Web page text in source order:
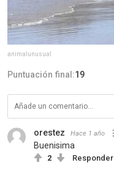
animalunusual
Puntuación final:19
orestez Hace 1 año
Buenisima
2 Responder